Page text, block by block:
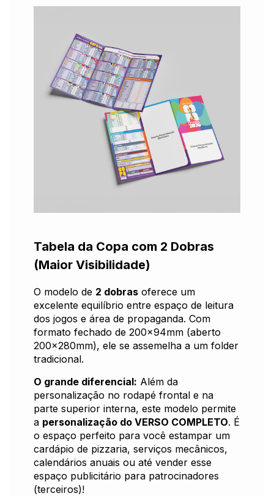
Tabela da Copa com 2 Dobras
(Maior Visibilidade)
O modelo de 2 dobras oferece um
excelente equilíbrio entre espaço de leitura
dos jogos e área de propaganda. Com
formato fechado de 200x94mm (aberto
200x280mm), ele se assemelha a um folder
tradicional.
O grande diferencial: Além da
personalização no rodapé frontal e na
parte superior interna, este modelo permite
a personalização do VERSO COMPLETO. É
o espaço perfeito para você estampar um
cardápio de pizzaria, serviços mecânicos,
calendários anuais ou até vender esse
espaço publicitário para patrocinadores
(terceiros)!